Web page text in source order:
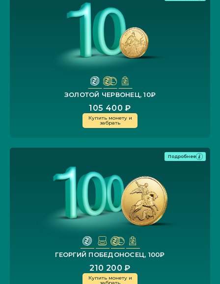
ЗОЛОТОЙ ЧЕРВОНЕЦ, 10₽
105 400 ₽
Купить монету и
забрать
Подробнее
ГЕОРГИЙ ПОБЕДОНОСЕЦ, 100₽
210 200 ₽
Купить монету и